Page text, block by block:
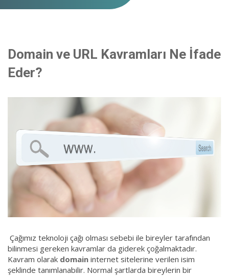
Domain ve URL Kavramları Ne İfade
Eder?
Çağımız teknoloji çağı olması sebebi ile bireyler tarafından
bilinmesi gereken kavramlar da giderek çoğalmaktadır.
Kavram olarak domain internet sitelerine verilen isim
şeklinde tanımlanabilir. Normal şartlarda bireylerin bir